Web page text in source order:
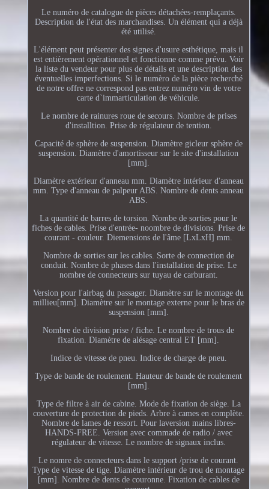
Le numéro de catalogue de pièces détachées-remplaçants.
Description de l'état des marchandises. Un élément qui a déjà
été utilisé.
L'élément peut présenter des signes d'usure esthétique, mais il
est entièrement opérationnel et fonctionne comme prévu. Voir
la liste du vendeur pour plus de détails et une description des
éventuelles imperfections. Si le numèro de la pièce recherché
de notre offre ne correspond pas entrez numéro vin de votre
carte d`immarticulation de véhicule.
Le nombre de rainures roue de secours. Nombre de prises
d'installtion. Prise de régulateur de tention.
Capacité de sphère de suspension. Diamètre gicleur sphère de
suspension. Diamètre d'amortisseur sur le site d'installation
[mm].
Diamètre extérieur d'anneau mm. Diamètre intérieur d'anneau
mm. Type d'anneau de palpeur ABS. Nombre de dents anneau
ABS.
La quantité de barres de torsion. Nombe de sorties pour le
fiches de cables. Prise d'entrée- noombre de divisions. Prise de
courant - couleur. Diemensions de l'âme [LxLxH] mm.
Nombre de sorties sur les cables. Sorte de connection de
conduit. Nombre de phases dans l'installation de prise. Le
nombre de connecteurs sur tuyau de carburant.
Version pour l'airbag du passager. Diamètre sur le montage du
millieu[mm]. Diamètre sur le montage externe pour le bras de
suspension [mm].
Nombre de division prise / fiche. Le nombre de trous de
fixation. Diamètre de alésage central ET [mm].
Indice de vitesse de pneu. Indice de charge de pneu.
Type de bande de roulement. Hauteur de bande de roulement
[mm].
Type de filtre à air de cabine. Mode de fixation de siège. La
couverture de protection de pieds. Arbre à cames en complète.
Nombre de lames de ressort. Pour laversion mains libres-
HANDS-FREE. Version avec commade de radio / avec
régulateur de vitesse. Le nombre de signaux inclus.
Le nomre de connecteurs dans le support /prise de courant.
Type de vitesse de tige. Diamètre intérieur de trou de montage
[mm]. Nombre de dents de couronne. Fixation de cables de